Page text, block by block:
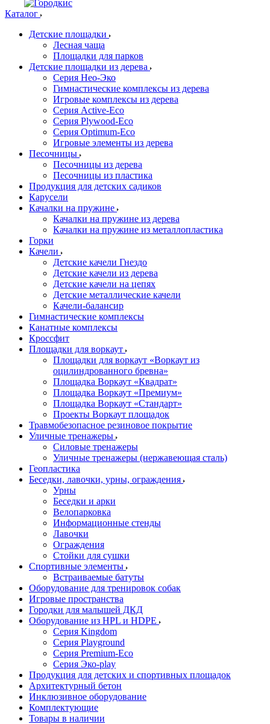
Каталог
Детские площадки
Лесная чаща
Площадки для парков
Детские площадки из дерева
Серия Нео-Эко
Гимнастические комплексы из дерева
Игровые комплексы из дерева
Серия Active-Eco
Серия Plywood-Eco
Серия Оptimum-Еco
Игровые элементы из дерева
Песочницы
Песочницы из дерева
Песочницы из пластика
Продукция для детских садиков
Карусели
Качалки на пружине
Качалки на пружине из дерева
Качалки на пружине из металлопластика
Горки
Качели
Детские качели Гнездо
Детские качели из дерева
Детские качели на цепях
Детские металлические качели
Качели-балансир
Гимнастические комплексы
Канатные комплексы
Кроссфит
Площадки для воркаут
Площадки для воркаут «Воркаут из
оцилиндрованного бревна»
Площадка Воркаут «Квадрат»
Площадка Воркаут «Премиум»
Площадка Воркаут «Стандарт»
Проекты Воркаут площадок
Травмобезопасное резиновое покрытие
Уличные тренажеры
Силовые тренажеры
Уличные тренажеры (нержавеющая сталь)
Геопластика
Беседки, лавочки, урны, ограждения
Урны
Беседки и арки
Велопарковка
Информационные стенды
Лавочки
Ограждения
Стойки для сушки
Спортивные элементы
Встраиваемые батуты
Оборудование для тренировок собак
Игровые пространства
Городки для малышей ДКД
Оборудование из HPL и HDPE
Серия Kingdom
Серия Playground
Серия Premium-Eco
Серия Эко-play
Продукция для детских и спортивных площадок
Архитектурный бетон
Инклюзивное оборудование
Комплектующие
Товары в наличии